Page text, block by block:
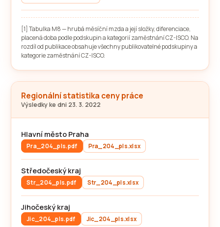
[1] Tabulka M8 — hrubá měsíční mzda a její složky, diferenciace,
placená doba podle podskupin a kategorií zaměstnání CZ-ISCO. Na
rozdíl od publikace obsahuje všechny publikovatelné podskupiny a
kategorie zaměstnání CZ-ISCO.
Regionální statistika ceny práce
Výsledky ke dni 23. 3. 2022
Hlavní město Praha
Pra_204_pls.pdf Pra_204_pls.xlsx
Středočeský kraj
Str_204_pls.pdf Str_204_pls.xlsx
Jihočeský kraj
Jic_204_pls.pdf Jic_204_pls.xlsx